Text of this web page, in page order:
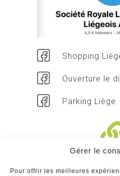
Gérer le
Pour offrir les meilleures
Shopping
Ouverture le
Parking Liège